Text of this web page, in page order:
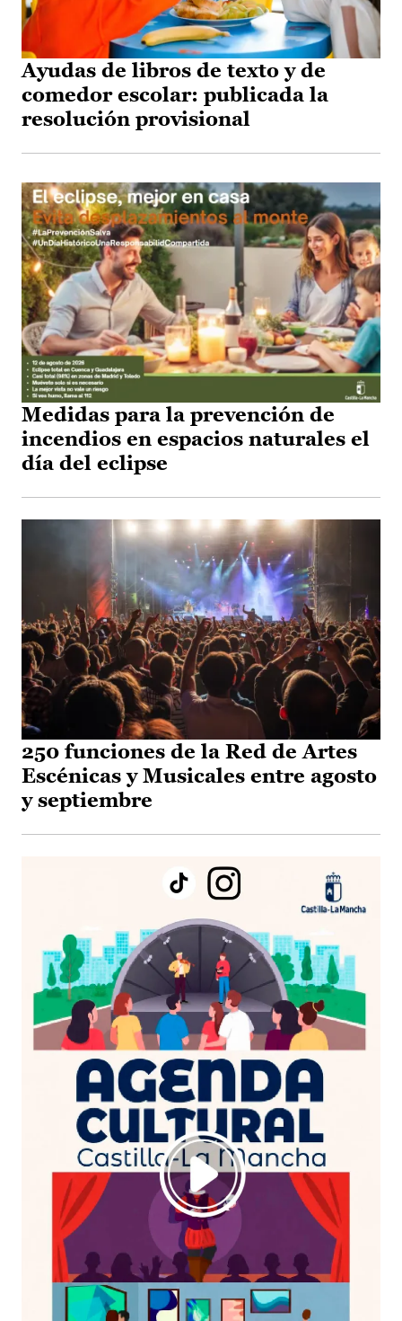
Ayudas de libros de texto y de
comedor escolar: publicada la
resolución provisional
Medidas para la prevención de
incendios en espacios naturales el
día del eclipse
250 funciones de la Red de Artes
Escénicas y Musicales entre agosto
y septiembre